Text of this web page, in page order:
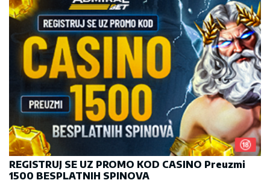
REGISTRUJ SE UZ PROMO KOD CASINO Preuzmi
1500 BESPLATNIH SPINOVA